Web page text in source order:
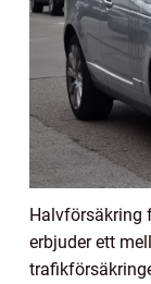
Halvförsäkring
erbjuder ett